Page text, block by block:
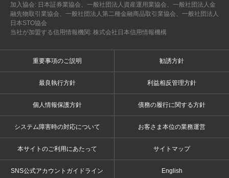
加入協会: 日本証券業協会、一般社団法人資産運用業協会、一般社団法人金
融先物取引業協会、一般社団法人第二種金融商品取引業協会、一般社団法人
日本STO協会
当社が加盟する信用情報機関: 株式会社日本信用情報機構
重要事項のご説明 勧誘方針
最良執行方針 利益相反管理方針
個人情報保護方針 債務の履行に関する方針
システム障害時の対応について お客さま本位の業務運営
本サイトのご利用にあたって サイトマップ
SNS公式アカウントガイドライン English